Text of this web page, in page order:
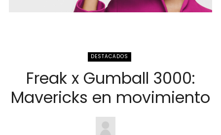
DESTACADOS
Freak x Gumball 3000:
Mavericks en movimiento